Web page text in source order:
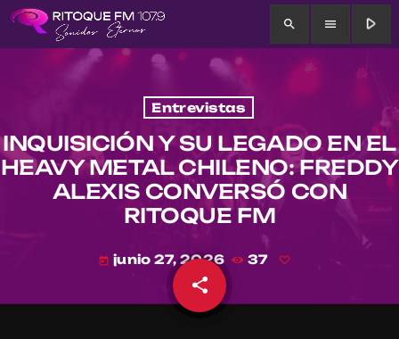
search menu play_arrow
Entrevistas
INQUISICIÓN Y SU LEGADO EN EL
HEAVY METAL CHILENO: FREDDY
ALEXIS CONVERSÓ CON
RITOQUE FM
today junio 27, 2026 37
share
email